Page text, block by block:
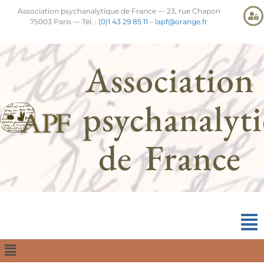
Association psychanalytique de France — 23, rue Chapon
75003 Paris — Tél. : (0)1 43 29 85 11 – lapf@orange.fr
Association
de France